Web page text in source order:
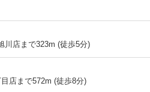
川店まで323m (徒歩5分)
店まで572m (徒歩8分)